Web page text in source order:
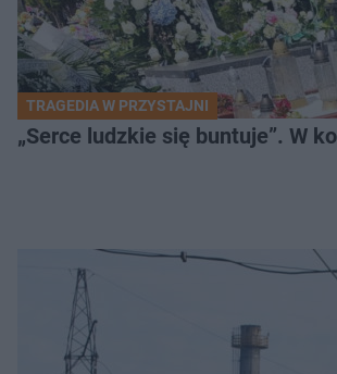
TRAGEDIA W PRZYSTAJNI
„Serce ludzkie się buntuje”. W